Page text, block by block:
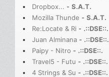
Dropbox... - S.A.T.
Mozilla Thunde - S.A.T.
Re:Locate & Ri - .::DSE::.
Juan Alminana - .::DSE::.
Paipy - Nitro - .::DSE::.
Travel5 - Futu - .::DSE::.
4 Strings & Su - .::DSE::.